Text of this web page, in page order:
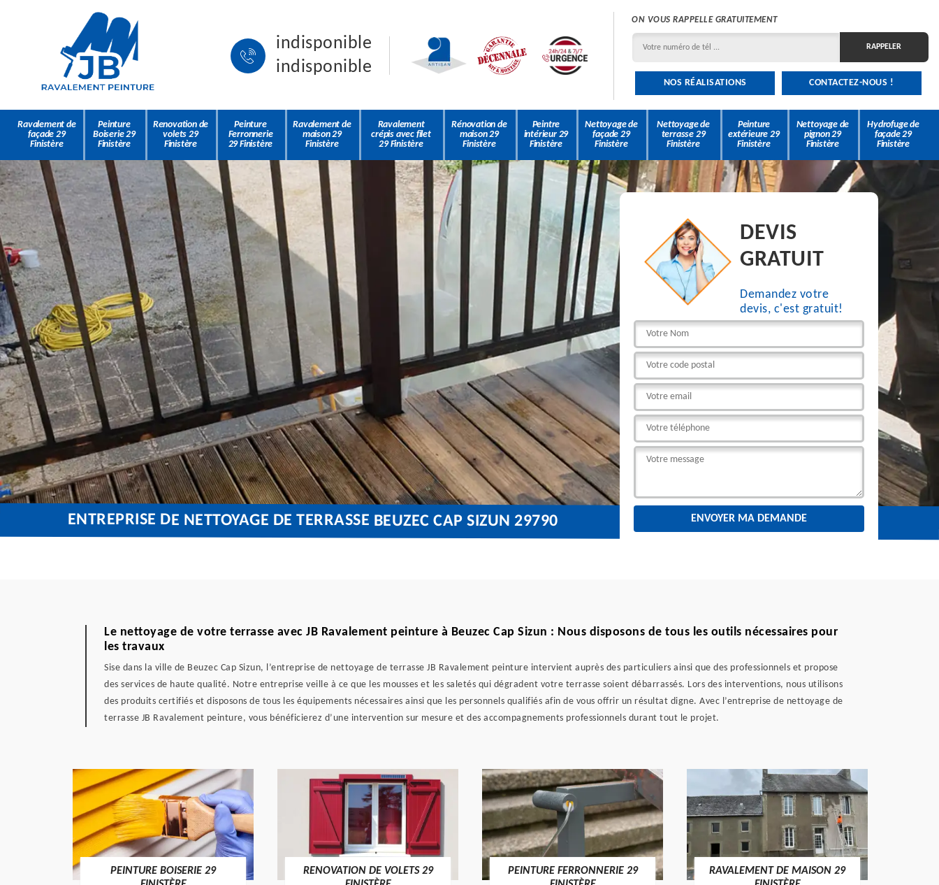
indisponible
indisponible
ON VOUS RAPPELLE GRATUITEMENT
NOS RÉALISATIONS CONTACTEZ-NOUS !
Ravalement de
façade 29
Finistère
Peinture
Boiserie 29
Finistère
Renovation de
volets 29
Finistère
Peinture
Ferronnerie
29 Finistère
Ravalement de
maison 29
Finistère
Ravalement
crépis avec filet
29 Finistère
Rénovation de
maison 29
Finistère
Peintre
intérieur 29
Finistère
Nettoyage de
façade 29
Finistère
Nettoyage de
terrasse 29
Finistère
Peinture
extérieure 29
Finistère
Nettoyage de
pignon 29
Finistère
Hydrofuge de
façade 29
Finistère
DEVIS
GRATUIT
Demandez votre
devis, c'est gratuit!
ENTREPRISE DE NETTOYAGE DE TERRASSE BEUZEC CAP SIZUN 29790
Le nettoyage de votre terrasse avec JB Ravalement peinture à Beuzec Cap Sizun : Nous disposons de tous les outils nécessaires pour
les travaux
Sise dans la ville de Beuzec Cap Sizun, l’entreprise de nettoyage de terrasse JB Ravalement peinture intervient auprès des particuliers ainsi que des professionnels et propose
des services de haute qualité. Notre entreprise veille à ce que les mousses et les saletés qui dégradent votre terrasse soient débarrassés. Lors des interventions, nous utilisons
des produits certifiés et disposons de tous les équipements nécessaires ainsi que les personnels qualifiés afin de vous offrir un résultat digne. Avec l’entreprise de nettoyage de
terrasse JB Ravalement peinture, vous bénéficierez d’une intervention sur mesure et des accompagnements professionnels durant tout le projet.
PEINTURE BOISERIE 29
RENOVATION DE VOLETS 29
PEINTURE FERRONNERIE 29
RAVALEMENT DE MAISON 29